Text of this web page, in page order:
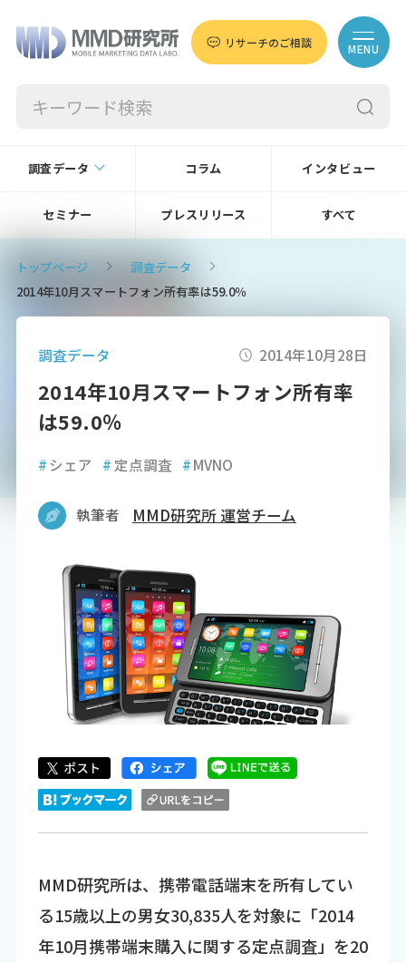
リサーチのご相談 MENU
調査データ コラム インタビュー
セミナー プレスリリース すべて
トップページ
調査データ
2014年10月スマートフォン所有率は59.0％
調査データ 2014年10月28日
2014年10月スマートフォン所有率
は59.0％
#シェア # 定点調査 #MVNO
執筆者 MMD研究所 運営チーム
MMD研究所は、携帯電話端末を所有してい
る15歳以上の男女30,835人を対象に「2014
年10月携帯端末購入に関する定点調査」を20